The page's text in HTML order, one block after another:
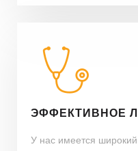
ЭФФЕКТИВНОЕ
У нас имеется